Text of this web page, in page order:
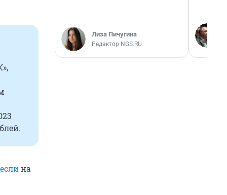
на
Лиза Пичугина
Редактор NGS.RU